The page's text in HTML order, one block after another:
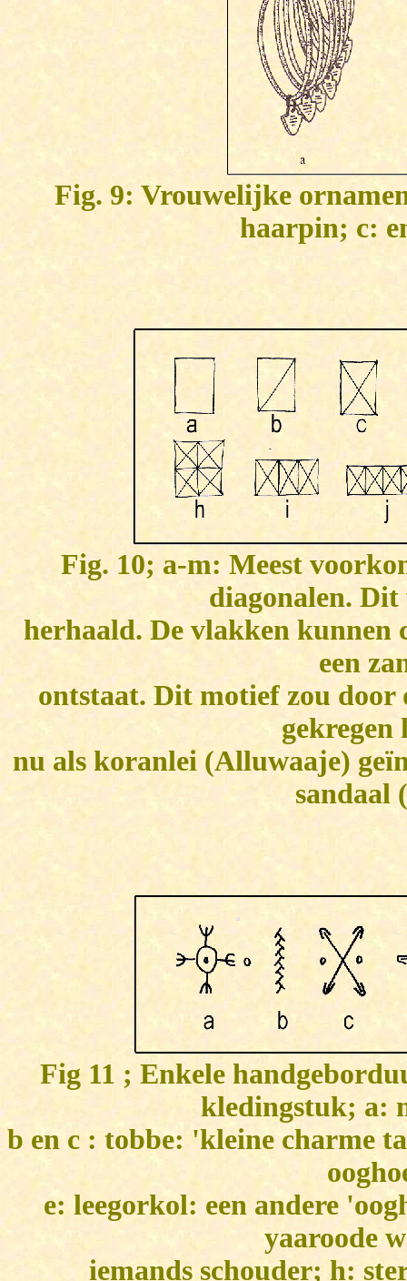
Fig. 9: Vrouwelijke
haarpin; c:
Fig. 10; a-m: Meest
diagonalen. Dit
herhaald. De vlakken
een
ontstaat. Dit motief zou door
gekregen
nu als koranlei (Alluwaaje)
sandaal
Fig 11 ; Enkele
kledingstuk; a:
b en c : tobbe: 'kleine charme
e: leegorkol: een andere
yaaroode
iemands schouder; h: